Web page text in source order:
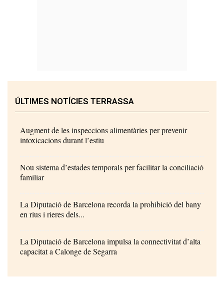
ÚLTIMES NOTÍCIES TERRASSA
Augment de les inspeccions alimentàries per prevenir
intoxicacions durant l’estiu
Nou sistema d’estades temporals per facilitar la conciliació
familiar
La Diputació de Barcelona recorda la prohibició del bany
en rius i rieres dels...
La Diputació de Barcelona impulsa la connectivitat d’alta
capacitat a Calonge de Segarra